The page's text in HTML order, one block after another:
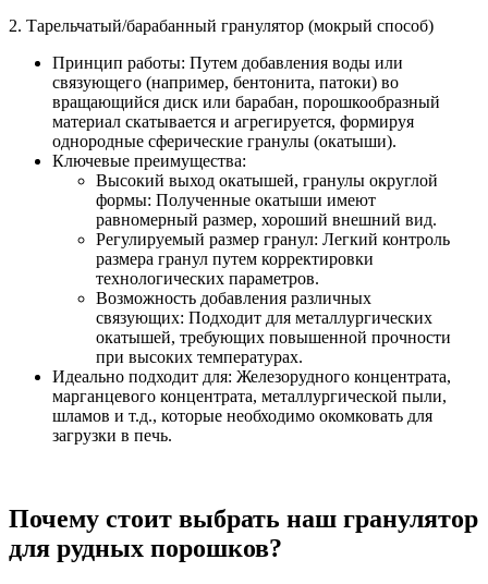
2. Тарельчатый/барабанный гранулятор (мокрый способ)
Принцип работы: Путем добавления воды или
связующего (например, бентонита, патоки) во
вращающийся диск или барабан, порошкообразный
материал скатывается и агрегируется, формируя
однородные сферические гранулы (окатыши).
Ключевые преимущества:
Высокий выход окатышей, гранулы округлой
формы: Полученные окатыши имеют
равномерный размер, хороший внешний вид.
Регулируемый размер гранул: Легкий контроль
размера гранул путем корректировки
технологических параметров.
Возможность добавления различных
связующих: Подходит для металлургических
окатышей, требующих повышенной прочности
при высоких температурах.
Идеально подходит для: Железорудного концентрата,
марганцевого концентрата, металлургической пыли,
шламов и т.д., которые необходимо окомковать для
загрузки в печь.
Почему стоит выбрать наш гранулятор
для рудных порошков?